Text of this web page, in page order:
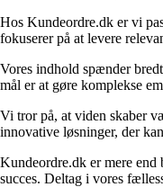
Hos Kundeordre.dk er vi
fokuserer på at levere
Vores indhold spænder
mål er at gøre komplekse
Vi tror på, at viden skaber
innovative løsninger, der
Kundeordre.dk er mere
succes. Deltag i vores